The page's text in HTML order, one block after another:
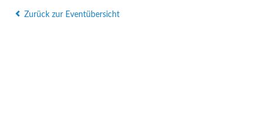
Zurück zur Eventübersicht